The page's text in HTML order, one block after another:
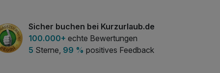
Sicher buchen bei Kurzurlaub.de
100.000+ echte Bewertungen
5 Sterne, 99 % positives Feedback